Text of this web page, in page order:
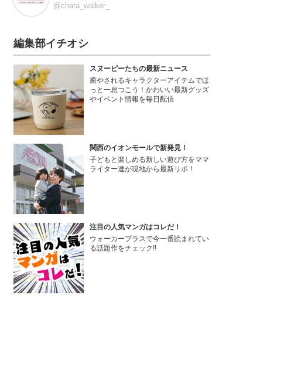
@chara_walker_
編集部イチオシ
スヌーピーたちの最新ニュース
癒やされるキャラクターアイテムでほ
っと一息つこう！かわいい最新グッズ
やイベント情報を毎日配信
関西のイオンモールで新発見！
子どもと楽しめる新しい遊び方をママ
ライター達が現地から最新リポ！
注目の人気マンガはコレだ！
ウォーカープラスで今一番読まれてい
る話題作をチェック!!